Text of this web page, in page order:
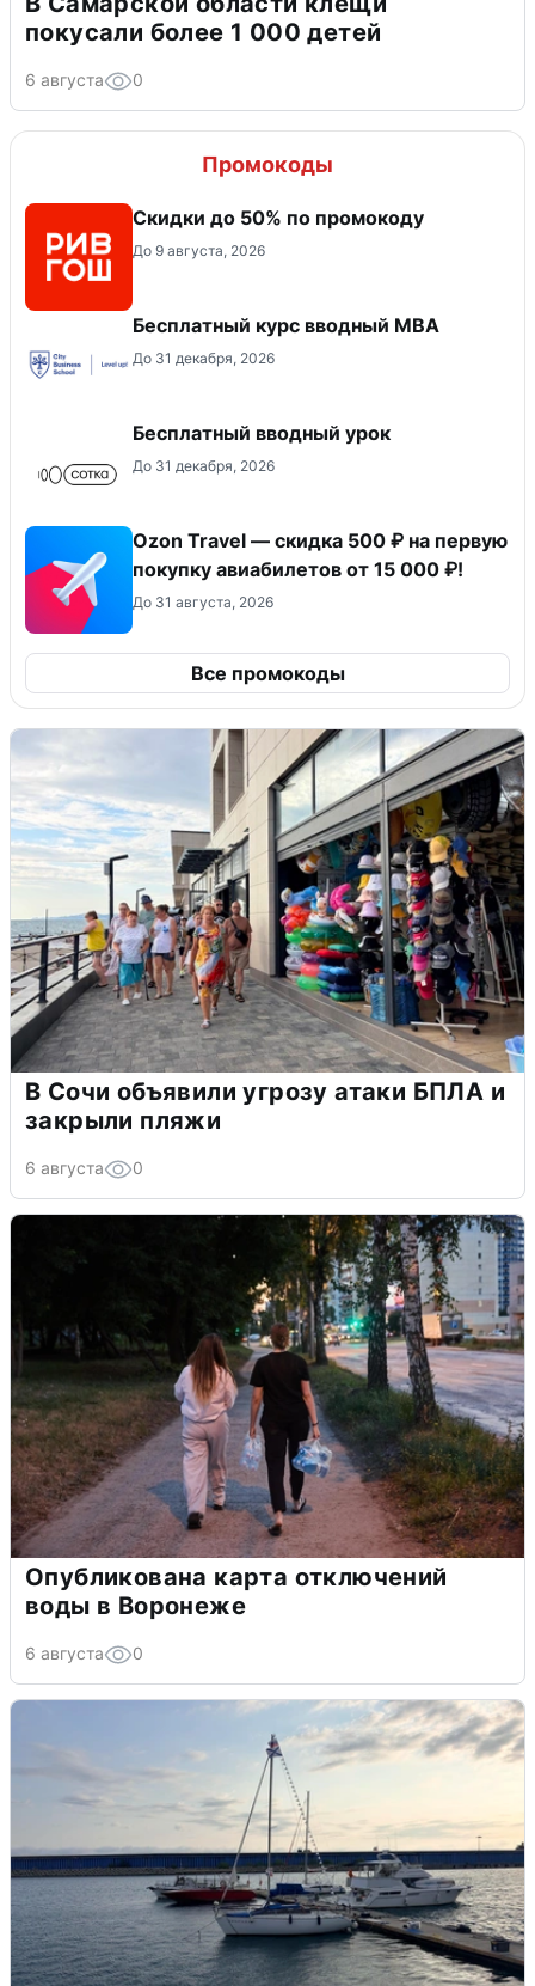
покусали более 1 000 детей
6 августа 0
Промокоды
Скидки до 50% по промокоду
До 9 августа, 2026
Бесплатный курс вводный МВА
До 31 декабря, 2026
Бесплатный вводный урок
До 31 декабря, 2026
Ozon Travel — скидка 500 ₽ на первую
покупку авиабилетов от 15 000 ₽!
До 31 августа, 2026
Все промокоды
В Сочи объявили угрозу атаки БПЛА и
закрыли пляжи
6 августа 0
Опубликована карта отключений
воды в Воронеже
6 августа 0